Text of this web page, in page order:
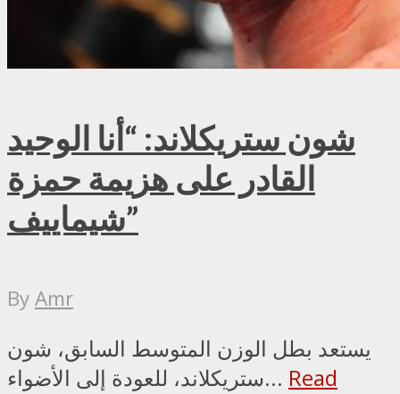
شون ستريكلاند: “أنا الوحيد
القادر على هزيمة حمزة
شيماييف”
ByAmr
يستعد بطل الوزن المتوسط السابق، شون
ستريكلاند، للعودة إلى الأضواء... Read